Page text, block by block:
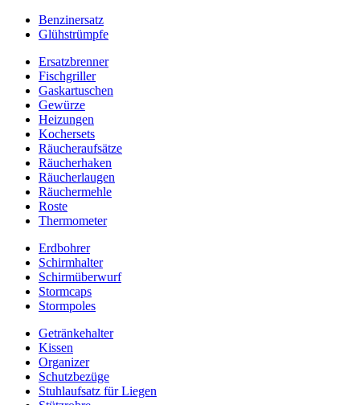
Benzinersatz
Glühstrümpfe
Ersatzbrenner
Fischgriller
Gaskartuschen
Gewürze
Heizungen
Kochersets
Räucheraufsätze
Räucherhaken
Räucherlaugen
Räuchermehle
Roste
Thermometer
Erdbohrer
Schirmhalter
Schirmüberwurf
Stormcaps
Stormpoles
Getränkehalter
Kissen
Organizer
Schutzbezüge
Stuhlaufsatz für Liegen